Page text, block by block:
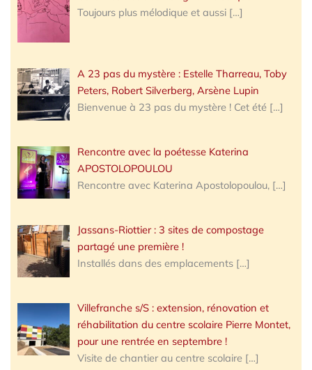
Toujours plus mélodique et aussi […]
A 23 pas du mystère : Estelle Tharreau, Toby
Peters, Robert Silverberg, Arsène Lupin
Bienvenue à 23 pas du mystère ! Cet été […]
Rencontre avec la poétesse Katerina
APOSTOLOPOULOU
Rencontre avec Katerina Apostolopoulou, […]
Jassans-Riottier : 3 sites de compostage
partagé une première !
Installés dans des emplacements […]
Villefranche s/S : extension, rénovation et
réhabilitation du centre scolaire Pierre Montet,
pour une rentrée en septembre !
Visite de chantier au centre scolaire […]